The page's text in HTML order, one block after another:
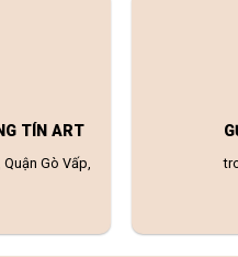
TÍN ART
Gò Vấp,